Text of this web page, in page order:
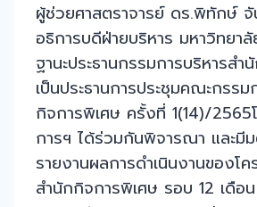
ผู้ช่วยศาสตราจารย์ ดร.พิทักษ์
อธิการบดีฝ่ายบริหาร มหาวิทยา
ฐานะประธานกรรมการบริหารส
เป็นประธานการประชุมคณะกรร
กิจการพิเศษ ครั้งที่ 1(14)/
การฯ ได้ร่วมกันพิจารณา และมี
รายงานผลการดำเนินงานของโ
สำนักกิจการพิเศษ รอบ 12 เดือ